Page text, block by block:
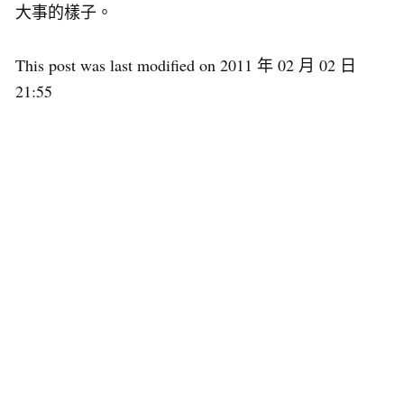
大事的樣子。
This post was last modified on 2011 年 02 月 02 日
21:55